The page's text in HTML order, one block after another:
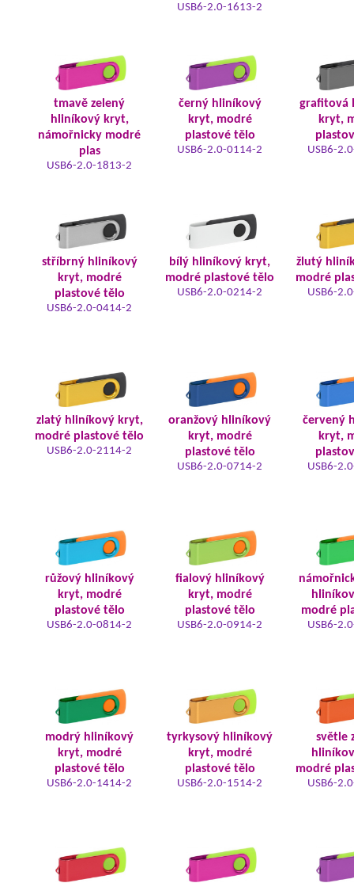
USB6-2.0-1613-2
tmavě zelený
hliníkový kryt,
námořnicky modré
plas
USB6-2.0-1813-2
černý hliníkový
kryt, modré
plastové tělo
USB6-2.0-0114-2
grafitová
kryt,
USB6-
stříbrný hliníkový
kryt, modré
plastové tělo
USB6-2.0-0414-2
bílý hliníkový kryt,
modré plastové tělo
USB6-2.0-0214-2
žlutý
modré
USB6-
zlatý hliníkový kryt,
modré plastové tělo
USB6-2.0-2114-2
oranžový hliníkový
kryt, modré
plastové tělo
USB6-2.0-0714-2
červený
kryt,
USB6-
růžový hliníkový
kryt, modré
plastové tělo
USB6-2.0-0814-2
fialový hliníkový
kryt, modré
plastové tělo
USB6-2.0-0914-2
modré
USB6-
modrý hliníkový
kryt, modré
plastové tělo
USB6-2.0-1414-2
tyrkysový hliníkový
kryt, modré
plastové tělo
USB6-2.0-1514-2
světle
modré
USB6-